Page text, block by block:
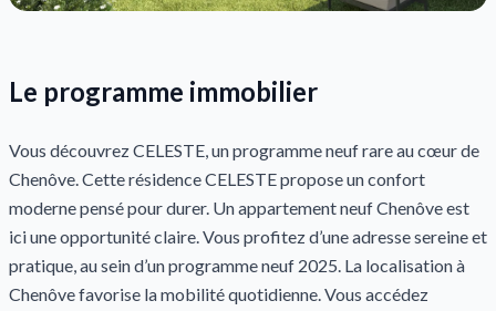
Le programme immobilier
Vous découvrez CELESTE, un programme neuf rare au cœur de
Chenôve. Cette résidence CELESTE propose un confort
moderne pensé pour durer. Un appartement neuf Chenôve est
ici une opportunité claire. Vous profitez d’une adresse sereine et
pratique, au sein d’un programme neuf 2025. La localisation à
Chenôve favorise la mobilité quotidienne. Vous accédez